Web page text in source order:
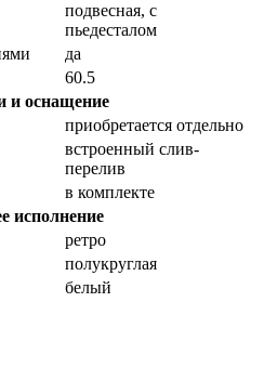
подвесная, с
пьедесталом
да
60.5
и оснащение
приобретается отдельно
встроенный слив-
перелив
в комплекте
исполнение
ретро
полукруглая
белый